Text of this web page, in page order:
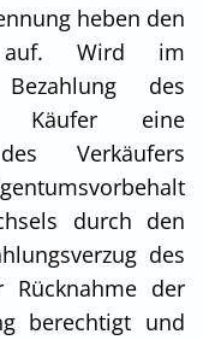
heben den
auf. Wird im
des
Käufer eine
Verkäufers
durch den
des
der
berechtigt und